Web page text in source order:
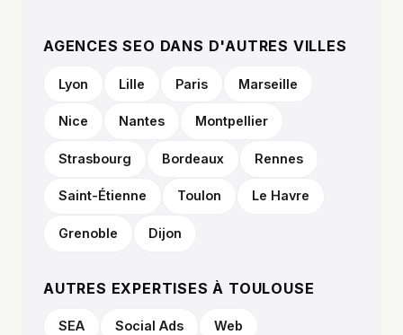
AGENCES SEO DANS D'AUTRES VILLES
Lyon Lille Paris Marseille
Nice Nantes Montpellier
Strasbourg Bordeaux Rennes
Saint-Étienne Toulon Le Havre
Grenoble Dijon
AUTRES EXPERTISES À TOULOUSE
SEA Social Ads Web